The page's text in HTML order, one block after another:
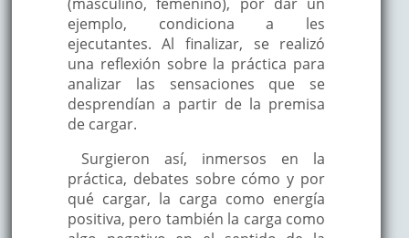
ejemplo, condiciona a les
ejecutantes. Al finalizar, se realizó
una reflexión sobre la práctica para
analizar las sensaciones que se
desprendían a partir de la premisa
de cargar.
Surgieron así, inmersos en la
práctica, debates sobre cómo y por
qué cargar, la carga como energía
positiva, pero también la carga como